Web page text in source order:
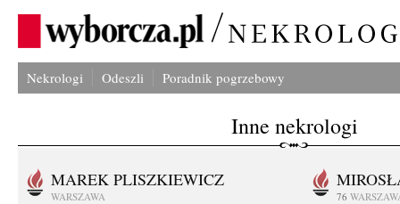
Nekrologi Odeszli Poradnik pogrzebowy
Inne nekrologi
MAREK PLISZKIEWICZ
WARSZAWA 76